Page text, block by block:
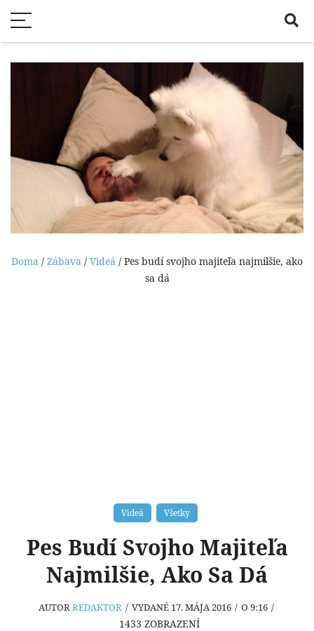
Doma / Zábava / Videá / Pes budí svojho majiteľa najmilšie, ako
sa dá
Videá Všetky
Pes Budí Svojho Majiteľa
Najmilšie, Ako Sa Dá
AUTORREDAKTOR / VYDANÉ 17. MÁJA 2016 / O 9:16 /
1433 ZOBRAZENÍ